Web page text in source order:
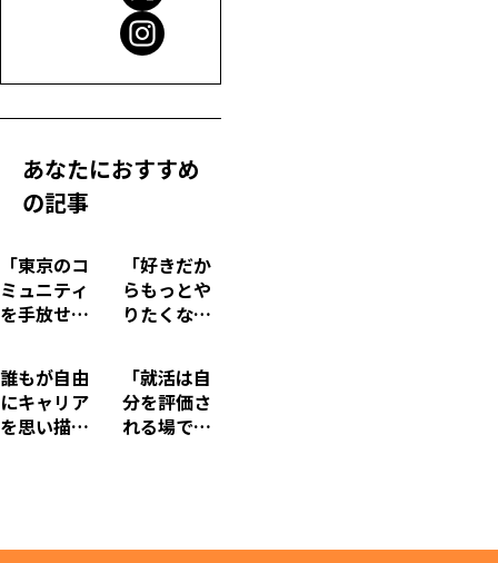
あなたにおすすめ
の記事
「東京のコ
ミュニティ
を手放せな
ちへ…話題
のテーマパ
ークで23歳
女性が見つ
「好きだか
らもっとや
りたくなっ
リアチェン
ジも怖くな
くなる“好
き”を軸にす
誰もが自由
にキャリア
を思い描け
「就活メデ
「就活は自
分を評価さ
れる場では
う会社を探